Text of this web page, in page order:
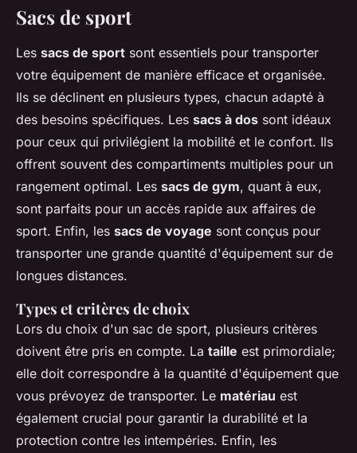
Sacs de sport
Les sacs de sport sont essentiels pour transporter
votre équipement de manière efficace et organisée.
Ils se déclinent en plusieurs types, chacun adapté à
des besoins spécifiques. Les sacs à dos sont idéaux
pour ceux qui privilégient la mobilité et le confort. Ils
offrent souvent des compartiments multiples pour un
rangement optimal. Les sacs de gym, quant à eux,
sont parfaits pour un accès rapide aux affaires de
sport. Enfin, les sacs de voyage sont conçus pour
transporter une grande quantité d'équipement sur de
longues distances.
Types et critères de choix
Lors du choix d'un sac de sport, plusieurs critères
doivent être pris en compte. La taille est primordiale;
elle doit correspondre à la quantité d'équipement que
vous prévoyez de transporter. Le matériau est
également crucial pour garantir la durabilité et la
protection contre les intempéries. Enfin, les